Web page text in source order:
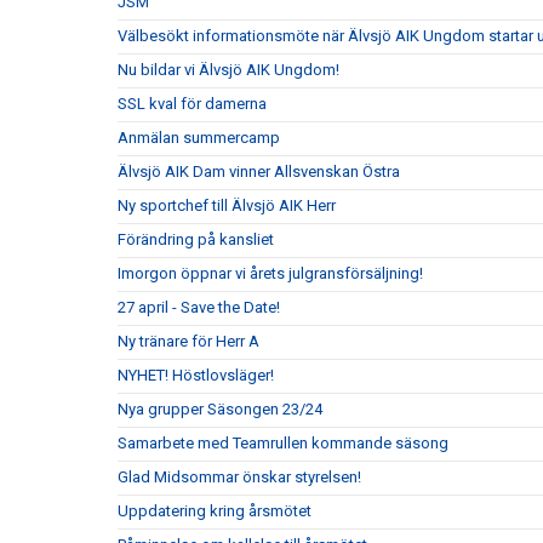
Välbesökt informationsmöte när Älvsjö AIK Ungdom startar
Nu bildar vi Älvsjö AIK Ungdom!
SSL kval för damerna
Anmälan summercamp
Älvsjö AIK Dam vinner Allsvenskan Östra
Ny sportchef till Älvsjö AIK Herr
Förändring på kansliet
Imorgon öppnar vi årets julgransförsäljning!
27 april - Save the Date!
Ny tränare för Herr A
NYHET! Höstlovsläger!
Nya grupper Säsongen 23/24
Samarbete med Teamrullen kommande säsong
Glad Midsommar önskar styrelsen!
Uppdatering kring årsmötet